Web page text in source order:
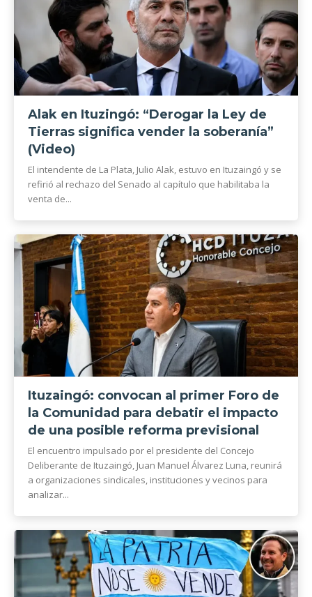
Alak en Ituzingó: “Derogar la Ley de
Tierras significa vender la soberanía”
(Video)
El intendente de La Plata, Julio Alak, estuvo en Ituzaingó y se
refirió al rechazo del Senado al capítulo que habilitaba la
venta de...
Ituzaingó: convocan al primer Foro de
la Comunidad para debatir el impacto
de una posible reforma previsional
El encuentro impulsado por el presidente del Concejo
Deliberante de Ituzaingó, Juan Manuel Álvarez Luna, reunirá
a organizaciones sindicales, instituciones y vecinos para
analizar...